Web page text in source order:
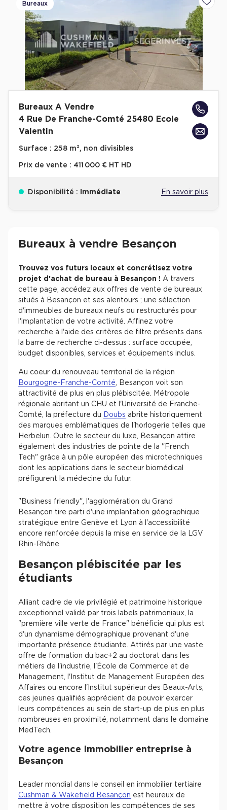
Bureaux
Bureaux A Vendre
4 Rue De Franche-Comté 25480 Ecole
Valentin
Surface : 258 m², non divisibles
Prix de vente : 411 000 € HT HD
Disponibilité : Immédiate En savoir plus
Revenir à l'accueil -
Bureaux à vendre Besançon
Trouvez vos futurs locaux et concrétisez votre
projet d'achat de bureau à Besançon ! A travers
cette page, accédez aux offres de vente de bureaux
situés à Besançon et ses alentours ; une sélection
d'immeubles de bureaux neufs ou restructurés pour
l'implantation de votre activité. Affinez votre
recherche à l'aide des critères de filtre présents dans
la barre de recherche ci-dessus : surface occupée,
budget disponibles, services et équipements inclus.
Au coeur du renouveau territorial de la région
Bourgogne-Franche-Comté, Besançon voit son
attractivité de plus en plus plébiscitée. Métropole
régionale abritant un CHU et l'Université de Franche-
Comté, la préfecture du Doubs abrite historiquement
des marques emblématiques de l'horlogerie telles que
Herbelun. Outre le secteur du luxe, Besançon attire
également des industries de pointe de la "French
Tech" grâce à un pôle européen des microtechniques
dont les applications dans le secteur biomédical
préfigurent la médecine du futur.
"Business friendly", l'agglomération du Grand
Besançon tire parti d'une implantation géographique
stratégique entre Genève et Lyon à l'accessibilité
encore renforcée depuis la mise en service de la LGV
Rhin-Rhône.
Besançon plébiscitée par les
étudiants
Alliant cadre de vie privilégié et patrimoine historique
exceptionnel validé par trois labels patrimoniaux, la
"première ville verte de France" bénéficie qui plus est
d'un dynamisme démographique provenant d'une
importante présence étudiante. Attirés par une vaste
offre de formation du bac+2 au doctorat dans les
métiers de l'industrie, l'École de Commerce et de
Management, l'Institut de Management Européen des
Affaires ou encore l'Institut supérieur des Beaux-Arts,
ces jeunes qualifiés apprécient de pouvoir exercer
leurs compétences au sein de start-up de plus en plus
nombreuses en proximité, notamment dans le domaine
MedTech.
Votre agence Immobilier entreprise à
Besançon
Leader mondial dans le conseil en immobilier tertiaire
Cushman & Wakefield Besançon est heureux de
mettre à votre disposition les compétences de ses